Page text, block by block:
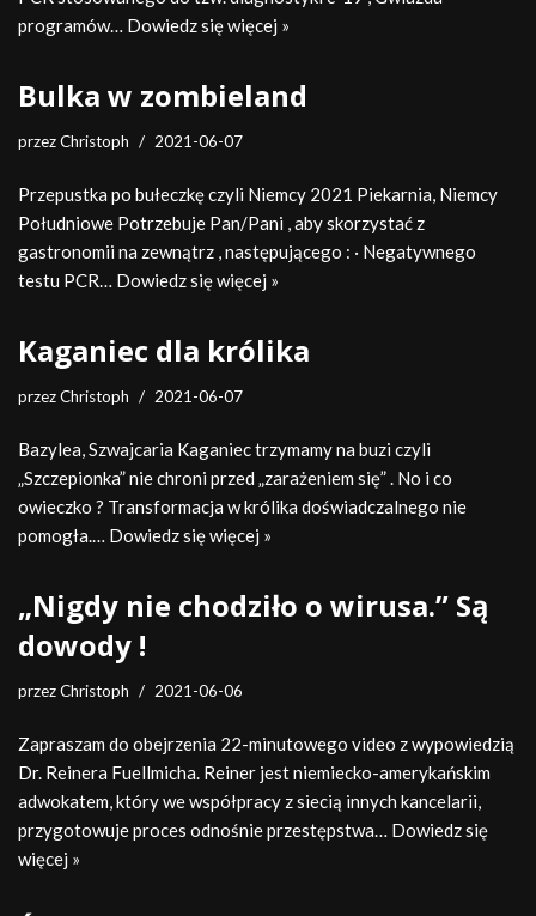
programów… Dowiedz się więcej »
Bulka w zombieland
przezChristoph 2021-06-07
Przepustka po bułeczkę czyli Niemcy 2021 Piekarnia, Niemcy
Południowe Potrzebuje Pan/Pani , aby skorzystać z
gastronomii na zewnątrz , następującego : · Negatywnego
testu PCR… Dowiedz się więcej »
Kaganiec dla królika
przezChristoph 2021-06-07
Bazylea, Szwajcaria Kaganiec trzymamy na buzi czyli
„Szczepionka” nie chroni przed „zarażeniem się” . No i co
owieczko ? Transformacja w królika doświadczalnego nie
pomogła.… Dowiedz się więcej »
„Nigdy nie chodziło o wirusa.” Są
dowody !
przezChristoph 2021-06-06
Zapraszam do obejrzenia 22-minutowego video z wypowiedzią
Dr. Reinera Fuellmicha. Reiner jest niemiecko-amerykańskim
adwokatem, który we współpracy z siecią innych kancelarii,
przygotowuje proces odnośnie przestępstwa… Dowiedz się
więcej »